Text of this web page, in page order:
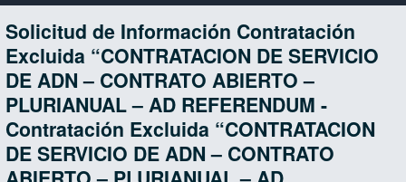
Solicitud de Información Contratación
Excluida “CONTRATACION DE SERVICIO
DE ADN – CONTRATO ABIERTO –
PLURIANUAL – AD REFERENDUM -
Contratación Excluida “CONTRATACION
DE SERVICIO DE ADN – CONTRATO